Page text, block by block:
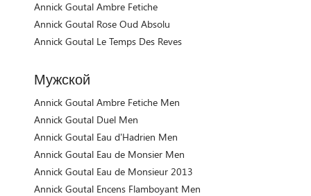
Annick Goutal Ambre Fetiche
Annick Goutal Rose Oud Absolu
Annick Goutal Le Temps Des Reves
Мужской
Annick Goutal Ambre Fetiche Men
Annick Goutal Duel Men
Annick Goutal Eau d'Hadrien Men
Annick Goutal Eau de Monsier Men
Annick Goutal Eau de Monsieur 2013
Annick Goutal Encens Flamboyant Men